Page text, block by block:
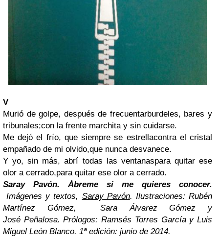
V
Murió de golpe, después de frecuentarburdeles, bares y
tribunales;con la frente marchita y sin cuidarse.
Me dejó el frío, que siempre se estrellacontra el cristal
empañado de mi olvido,que nunca desvanece.
Y yo, sin más, abrí todas las ventanaspara quitar ese
olor a cerrado,para quitar ese olor a cerrado.
Saray Pavón. Ábreme si me quieres conocer.
Imágenes y textos, Saray Pavón. Ilustraciones: Rubén
Martínez Gómez, Sara Álvarez Gómez y
José Peñalosa. Prólogos: Ramsés Torres García y Luis
Miguel León Blanco. 1ª edición: junio de 2014.